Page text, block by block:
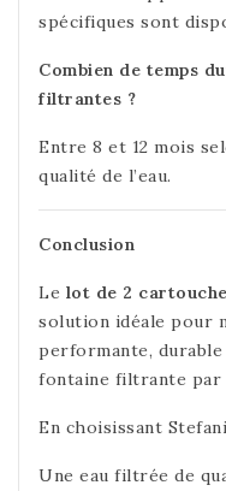
spécifiques sont
Combien de temps
filtrantes ?
Entre 8 et 12 mois
qualité de l’eau.
Conclusion
Le lot de 2
solution idéale pour
performante,
fontaine filtrante par
En choisissant
Une eau filtrée de